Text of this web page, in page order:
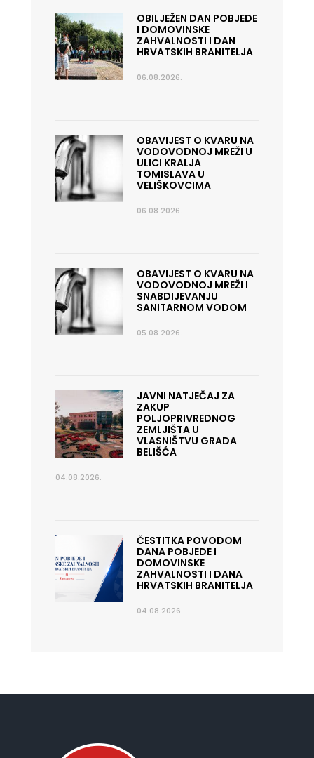
OBILJEŽEN DAN POBJEDE
I DOMOVINSKE
ZAHVALNOSTI I DAN
HRVATSKIH BRANITELJA
06.08.2026.
OBAVIJEST O KVARU NA
VODOVODNOJ MREŽI U
ULICI KRALJA
TOMISLAVA U
VELIŠKOVCIMA
06.08.2026.
OBAVIJEST O KVARU NA
VODOVODNOJ MREŽI I
SNABDIJEVANJU
SANITARNOM VODOM
05.08.2026.
JAVNI NATJEČAJ ZA
ZAKUP
POLJOPRIVREDNOG
ZEMLJIŠTA U
VLASNIŠTVU GRADA
BELIŠĆA
04.08.2026.
ČESTITKA POVODOM
DANA POBJEDE I
DOMOVINSKE
ZAHVALNOSTI I DANA
HRVATSKIH BRANITELJA
04.08.2026.